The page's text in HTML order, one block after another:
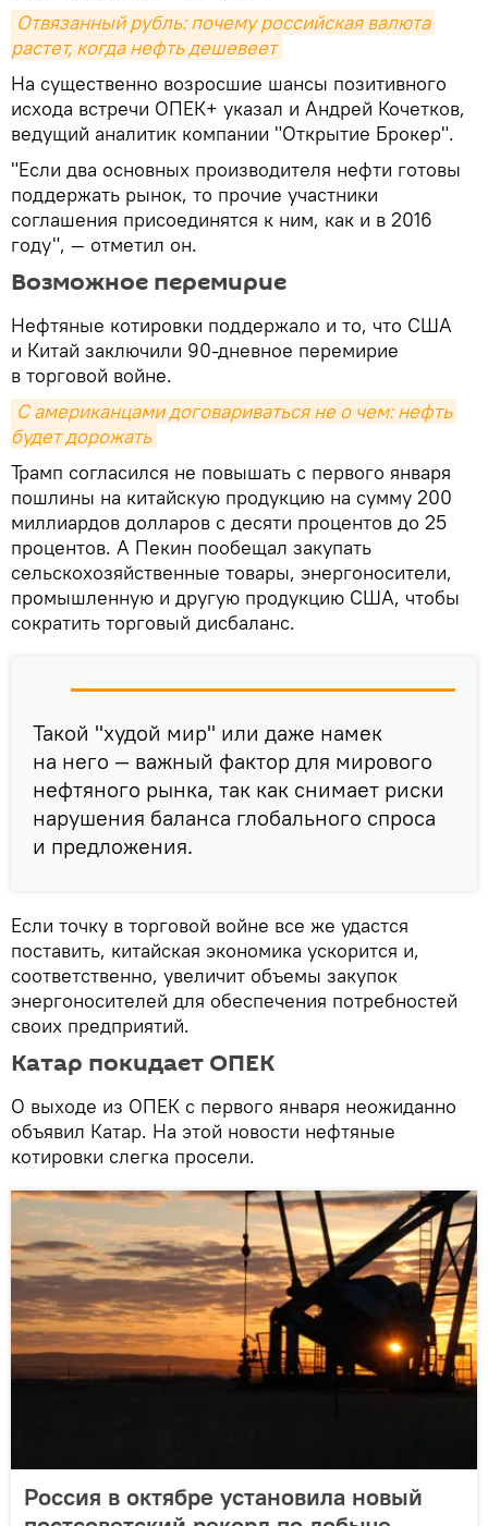
Отвязанный рубль: почему российская валюта
растет, когда нефть дешевеет
На существенно возросшие шансы позитивного
исхода встречи ОПЕК+ указал и Андрей Кочетков,
ведущий аналитик компании "Открытие Брокер".
"Если два основных производителя нефти готовы
поддержать рынок, то прочие участники
соглашения присоединятся к ним, как и в 2016
году", — отметил он.
Возможное перемирие
Нефтяные котировки поддержало и то, что США
и Китай заключили 90-дневное перемирие
в торговой войне.
С американцами договариваться не о чем: нефть
будет дорожать
Трамп согласился не повышать с первого января
пошлины на китайскую продукцию на сумму 200
миллиардов долларов с десяти процентов до 25
процентов. А Пекин пообещал закупать
сельскохозяйственные товары, энергоносители,
промышленную и другую продукцию США, чтобы
сократить торговый дисбаланс.
Такой "худой мир" или даже намек
на него — важный фактор для мирового
нефтяного рынка, так как снимает риски
нарушения баланса глобального спроса
и предложения.
Если точку в торговой войне все же удастся
поставить, китайская экономика ускорится и,
соответственно, увеличит объемы закупок
энергоносителей для обеспечения потребностей
своих предприятий.
Катар покидает ОПЕК
О выходе из ОПЕК с первого января неожиданно
объявил Катар. На этой новости нефтяные
котировки слегка просели.
Россия в октябре установила новый